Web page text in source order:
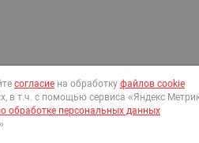
согласие на обработку файлов cookie
в т.ч. с помощью сервиса «Яндекс
обработке персональных данных